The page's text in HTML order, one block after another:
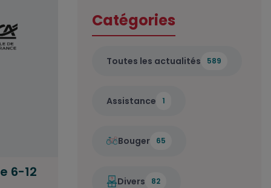
6-12
Catégories
Toutes les actualités 589
Assistance 1
Bouger 65
Divers 82